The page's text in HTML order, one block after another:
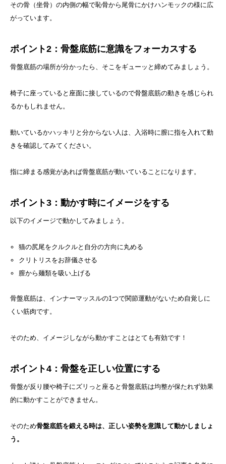
その骨（坐骨）の内側の幅で恥骨から尾骨にかけハンモックの様に広
がっています。
ポイント2：骨盤底筋に意識をフォーカスする
骨盤底筋の場所が分かったら、そこをギューッと締めてみましょう。
椅子に座っていると座面に接しているので骨盤底筋の動きを感じられ
るかもしれません。
動いているかハッキリと分からない人は、入浴時に膣に指を入れて動
きを確認してみてください。
指に締まる感覚があれば骨盤底筋が動いていることになります。
ポイント3：動かす時にイメージをする
以下のイメージで動かしてみましょう。
猫の尻尾をクルクルと自分の方向に丸める
クリトリスをお辞儀させる
膣から麺類を吸い上げる
骨盤底筋は、インナーマッスルの1つで関節運動がないため自覚しに
くい筋肉です。
そのため、イメージしながら動かすことはとても有効です！
ポイント4：骨盤を正しい位置にする
骨盤が反り腰や椅子にズリっと座ると骨盤底筋は均整が保たれず効果
的に動かすことができません。
そのため骨盤底筋を鍛える時は、正しい姿勢を意識して動かしましょ
う。